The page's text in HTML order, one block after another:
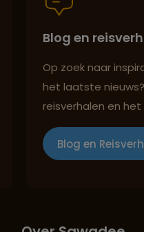
Blog en
Op zoek naar
het laatste
reisverhalen en
Blog en